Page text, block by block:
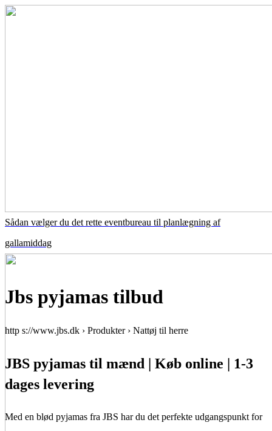
Sådan vælger du det rette eventbureau til planlægning af
gallamiddag
Jbs pyjamas tilbud
http s://www.jbs.dk › Produkter › Nattøj til herre
JBS pyjamas til mænd | Køb online | 1-3
dages levering
Med en blød pyjamas fra JBS har du det perfekte udgangspunkt for